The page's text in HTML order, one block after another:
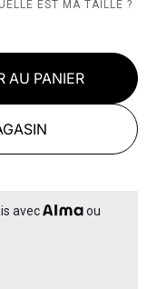
EST MA TAILLE ?
AU PANIER
avec ou